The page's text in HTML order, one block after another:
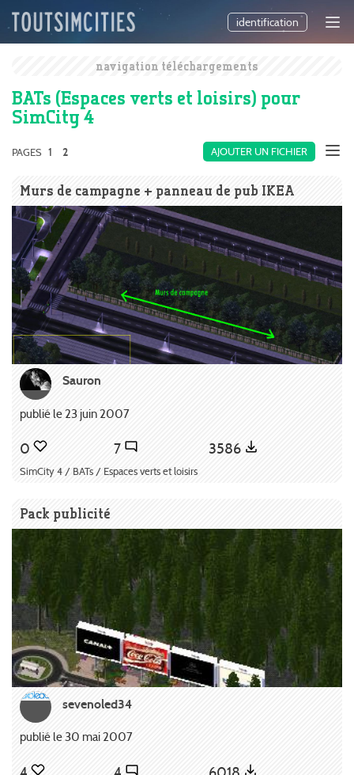
identification
navigation téléchargements
BATs (Espaces verts et loisirs) pour
SimCity 4
AJOUTER UN FICHIER
PAGES 1 2
Murs de campagne + panneau de pub IKEA
Sauron
publié le 23 juin 2007
0 7 3586
SimCity 4 / BATs / Espaces verts et loisirs
Pack publicité
sevenoled34
publié le 30 mai 2007